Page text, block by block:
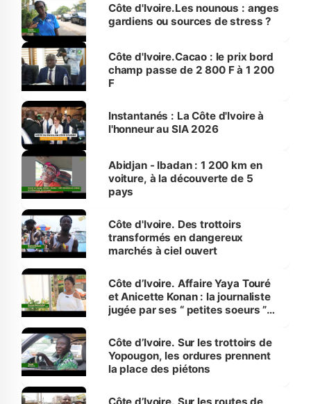
Côte d'Ivoire.Les nounous : anges
gardiens ou sources de stress ?
Côte d'Ivoire.Cacao : le prix bord
champ passe de 2 800 F à 1 200
F
Instantanés : La Côte d'Ivoire à
l'honneur au SIA 2026
Abidjan - Ibadan : 1 200 km en
voiture, à la découverte de 5
pays
Côte d'Ivoire. Des trottoirs
transformés en dangereux
marchés à ciel ouvert
Côte d’Ivoire. Affaire Yaya Touré
et Anicette Konan : la journaliste
jugée par ses “ petites soeurs ”
Côte d’Ivoire. Sur les trottoirs de
Yopougon, les ordures prennent
la place des piétons